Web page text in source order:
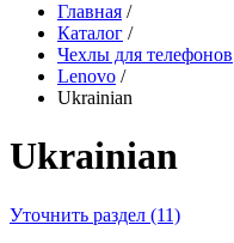
Главная /
Каталог /
Чехлы для телефонов
Lenovo /
Ukrainian
Ukrainian
Уточнить раздел (11)